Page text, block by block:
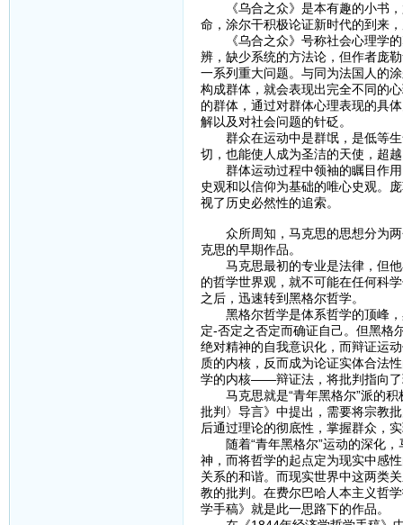
《乌合之众》是本有趣的小书，
命，涂尔干积极论证新时代的到来
《乌合之众》号称社会心理学的
辨，缺少系统的方法论，但作者庞
一系列重大问题。与同为法国人的
构成群体，就会表现出完全不同的
的群体，通过对群体心理表现的具
解以及对社会问题的针砭。
群众在运动中是群氓，是低等生
切，也能使人成为圣洁的天使，超
群体运动过程中领袖的瞩目作用
史观和以信仰为基础的唯心史观。
视了历史必然性的追索。
众所周知，马克思的思想分为两
克思的早期作品。
马克思最初的专业是法律，但他
的哲学世界观，就不可能在任何科
之后，迅速转到黑格尔哲学。
黑格尔哲学是体系哲学的顶峰，
定-否定之否定而确证自己。但黑格
绝对精神的自我意识化，而辩证运
质的内核，反而成为论证实体合法
学的内核——辩证法，将批判指向了
马克思就是“青年黑格尔”派的积
批判〉导言》中提出，需要将宗教
后通过理论的彻底性，掌握群众，
随着“青年黑格尔”运动的深化，
神，而将哲学的起点定为现实中感
关系的和谐。而现实世界中这两类
教的批判。在费尔巴哈人本主义哲
学手稿》就是此一思路下的作品。